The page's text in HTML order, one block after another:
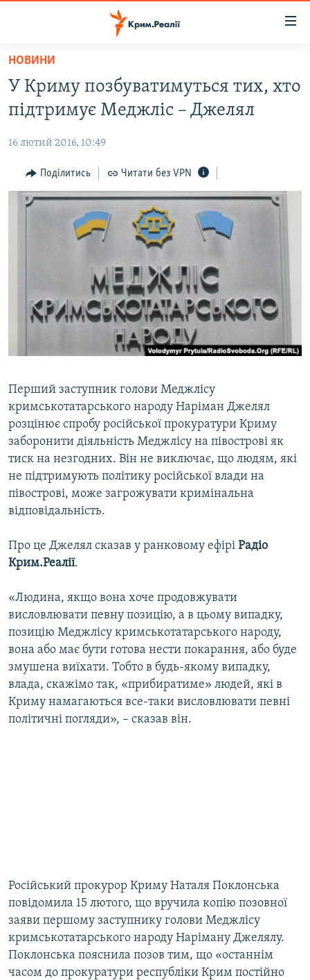
Перейти
основного
матеріалу
Перейти
до
навігації
Перейти
ВОДА.КРИМ
ВІДЕО ТА ФОТО
ПОЛІТИКА
БЛОГИ
ПОГЛЯД
ДЕПОРТАЦІЯ
ВІДЕОУРОКИ «ELIFBE»
ІНФОГРАФІКА
ЯК ОБІЙТИ БЛОКУВАННЯ
Qırımtatar
ДОЛУЧАЙСЯ!
Усі сайти RFE/RL
НОВИНИ
У Криму позбуватимуться тих, хто
підтримує Меджліс – Джелял
16 лютий 2016, 10:49
Поділитись Читати без VPN
Перший заступник голови Меджлісу
кримськотатарського народу Наріман Джелял
розцінює спробу російської прокуратури Криму
заборонити діяльність Меджлісу на півострові як
тиск на незгодних. Він не виключає, що людям, які
не підтримують політику російської влади на
півострові, може загрожувати кримінальна
відповідальність.
Про це Джелял сказав у ранковому ефірі Радіо
Крим.Реалії.
«Людина, якщо вона хоче продовжувати
висловлювати певну позицію, а в цьому випадку,
позицію Меджлісу кримськотатарського народу,
вона або має бути готова нести покарання, або буде
змушена виїхати. Тобто в будь-якому випадку,
влада, скажімо так, «прибиратиме» людей, які в
Криму намагаються все-таки висловлювати певні
політичні погляди», – сказав він.
Російський прокурор Криму Наталя Поклонська
повідомила 15 лютого, що вручила копію позовної
заяви першому заступнику голови Меджлісу
кримськотатарського народу Наріману Джелялу.
Поклонська пояснила позов тим, що «останнім
часом до прокуратури республіки Крим постійно